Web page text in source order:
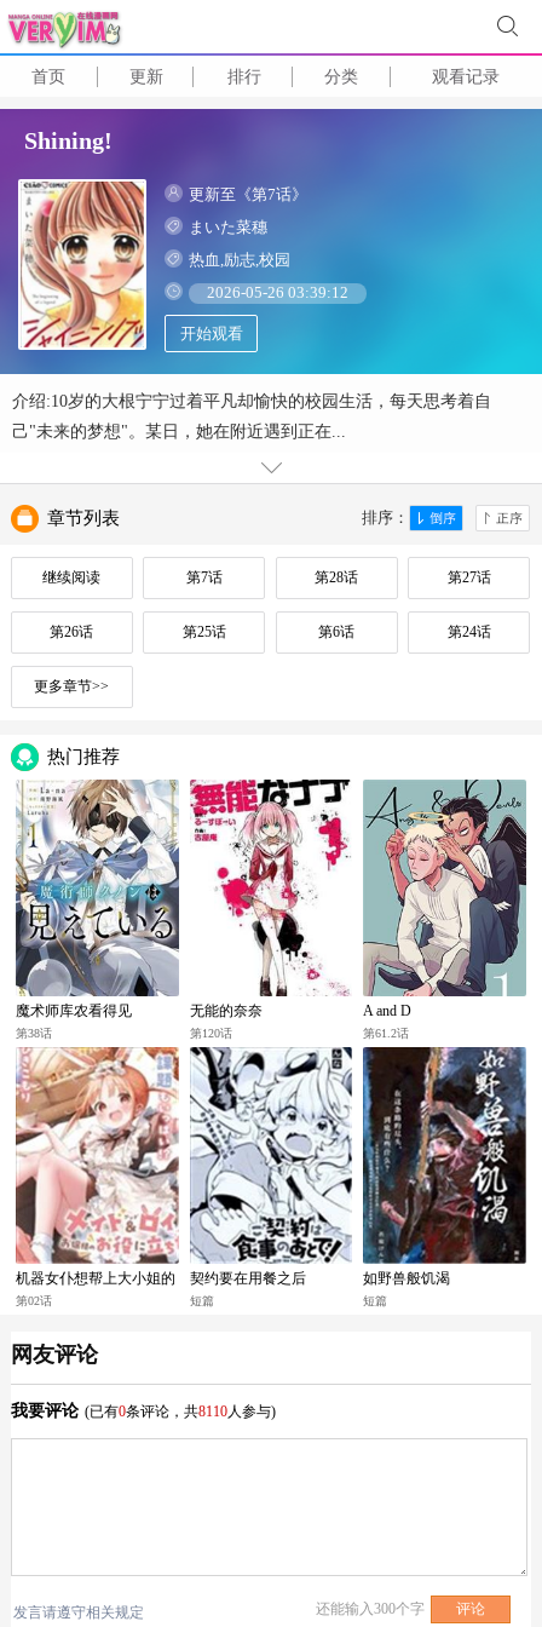
首页 更新 排行 分类 观看记录
Shining!
更新至《第7话》
まいた菜穗
热血,励志,校园
2026-05-26 03:39:12
开始观看
介绍:10岁的大根宁宁过着平凡却愉快的校园生活，每天思考着自
己"未来的梦想"。某日，她在附近遇到正在...
排序：
章节列表
继续阅读 第7话 第28话 第27话
第26话 第25话 第6话 第24话
更多章节>>
热门推荐
魔术师库农看得见
第38话
无能的奈奈
第120话
A and D
第61.2话
机器女仆想帮上大小姐的
忙
第02话
契约要在用餐之后
短篇
如野兽般饥渴
短篇
网友评论
我要评论 (已有0条评论，共8110人参与)
发言请遵守相关规定 还能输入300个字